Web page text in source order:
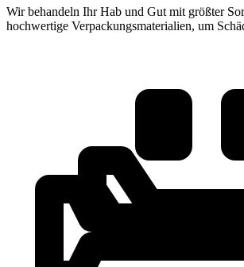
Wir behandeln Ihr Hab und Gut mit größter
hochwertige Verpackungsmaterialien, um